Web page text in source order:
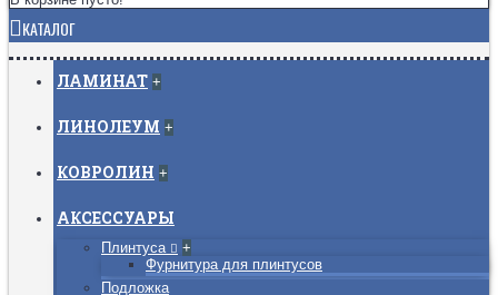
КАТАЛОГ
ЛАМИНАТ +
ЛИНОЛЕУМ +
КОВРОЛИН +
АКСЕССУАРЫ
Плинтуса
+
Фурнитура для плинтусов
Подложка